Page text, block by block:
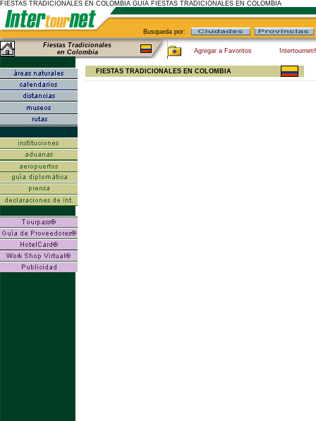
FIESTAS TRADICIONALES EN COLOMBIA GUIA FIESTAS TRADICIONALES EN COLOMBIA
Busqueda por:
Fiestas Tradicionales
en Colombia
Agregar a Favoritos
FIESTAS TRADICIONALES EN COLOMBIA